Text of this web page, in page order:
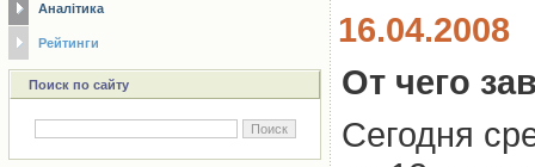
Аналітика
Рейтинги
Поиск по сайту
16.04.2008
От чего
Сегодня